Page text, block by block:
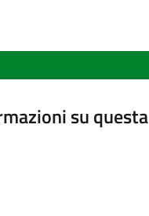
su questa